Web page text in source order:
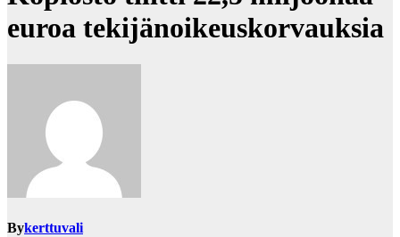
euroa tekijänoikeuskorvauksia
Bykerttuvali